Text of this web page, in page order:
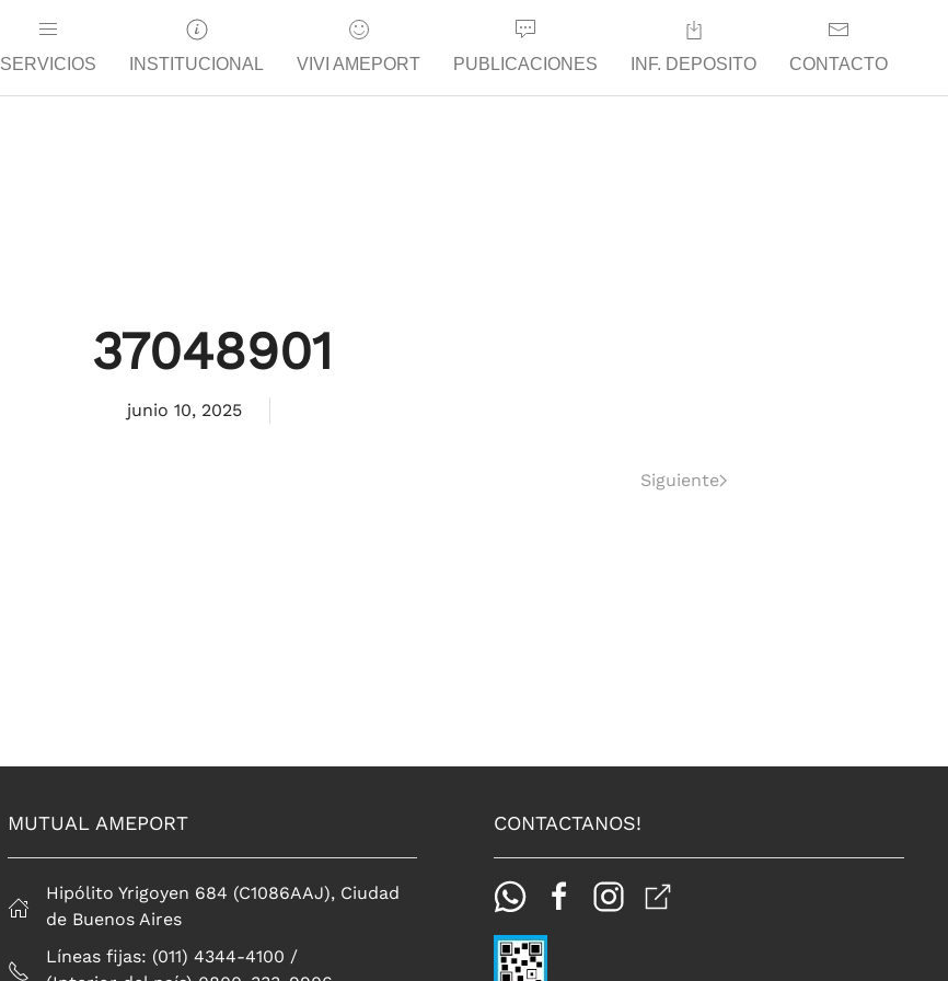
SERVICIOS INSTITUCIONAL VIVI AMEPORT PUBLICACIONES INF. DEPOSITO CONTACTO
37048901
junio 10, 2025
Siguiente
MUTUAL AMEPORT
Hipólito Yrigoyen 684 (C1086AAJ), Ciudad
de Buenos Aires
Líneas fijas: (011) 4344-4100 /
CONTACTANOS!